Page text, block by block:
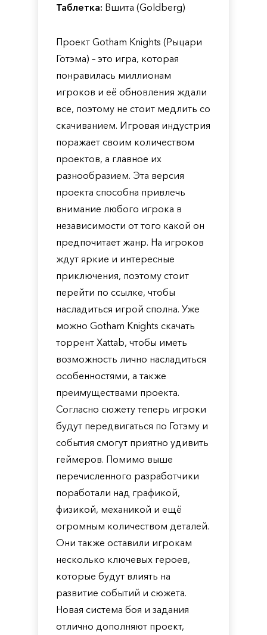
Таблетка: Вшита (Goldberg)
Проект Gotham Knights (Рыцари
Готэма) – это игра, которая
понравилась миллионам
игроков и её обновления ждали
все, поэтому не стоит медлить со
скачиванием. Игровая индустрия
поражает своим количеством
проектов, а главное их
разнообразием. Эта версия
проекта способна привлечь
внимание любого игрока в
независимости от того какой он
предпочитает жанр. На игроков
ждут яркие и интересные
приключения, поэтому стоит
перейти по ссылке, чтобы
насладиться игрой сполна. Уже
можно Gotham Knights скачать
торрент Xattab, чтобы иметь
возможность лично насладиться
особенностями, а также
преимуществами проекта.
Согласно сюжету теперь игроки
будут передвигаться по Готэму и
события смогут приятно удивить
геймеров. Помимо выше
перечисленного разработчики
поработали над графикой,
физикой, механикой и ещё
огромным количеством деталей.
Они также оставили игрокам
несколько ключевых героев,
которые будут влиять на
развитие событий и сюжета.
Новая система боя и задания
отлично дополняют проект,